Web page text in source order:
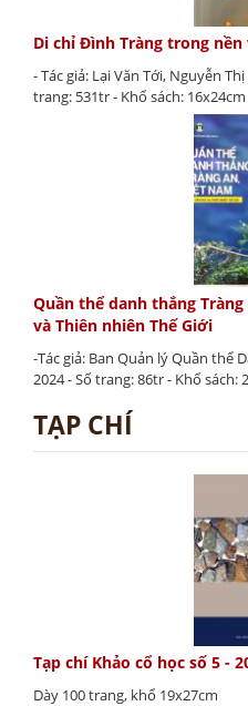
Di chỉ Đình Tràng trong
- Tác giả: Lại Văn Tới, Nguyễn
trang: 531tr - Khổ sách:
Quần thể danh thắng
và Thiên nhiên Thế Giới
-Tác giả: Ban Quản lý Quần thể
2024 - Số trang: 86tr - Khổ
TẠP CHÍ
Tạp chí Khảo cổ học số 5 -
Dày 100 trang, khổ 19x27cm